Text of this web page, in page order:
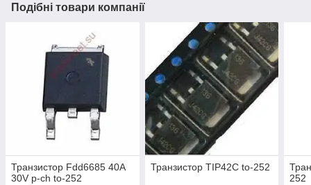
Подібні товари компанії
Транзистор Fdd6685 40A
30V p-ch to-252
Транзистор TIP42C to-252
252